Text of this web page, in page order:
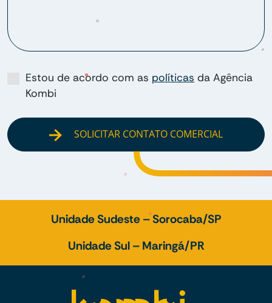
Estou de acordo com as políticas da Agência
Kombi
SOLICITAR CONTATO COMERCIAL
Unidade Sudeste – Sorocaba/SP
Unidade Sul – Maringá/PR